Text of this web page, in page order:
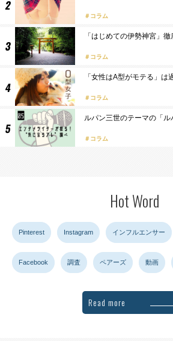
コラム
「はじめての伊勢神宮」
コラム
「女性はA型がモテる」
コラム
ルパン三世のテーマの「
コラム
Hot Word
Pinterest Instagram インフルエンサー
Facebook 調査 ペアーズ 動画
Read more